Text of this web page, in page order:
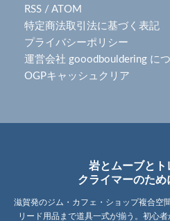
RSS / ATOM
特定商法取引法に基づく表記
プライバシーポリシー
運営会社 gooodbouldering に
OGPキャッシュクリア
岩とムーブとト
クライマーのため
滋賀発のジム・カフェ・ショップ複合空
リード用品まで道具一式が揃う。初心